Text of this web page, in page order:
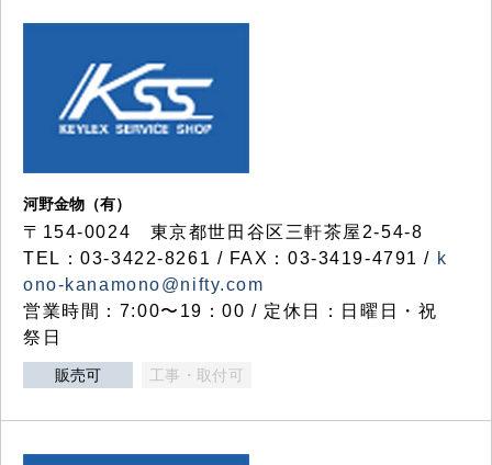
河野金物（有）
〒154-0024 東京都世田谷区三軒茶屋2-54-8
TEL：03-3422-8261 / FAX：03-3419-4791 / k
ono-kanamono@nifty.com
営業時間：7:00〜19：00 / 定休日：日曜日・祝
祭日
販売可 工事・取付可